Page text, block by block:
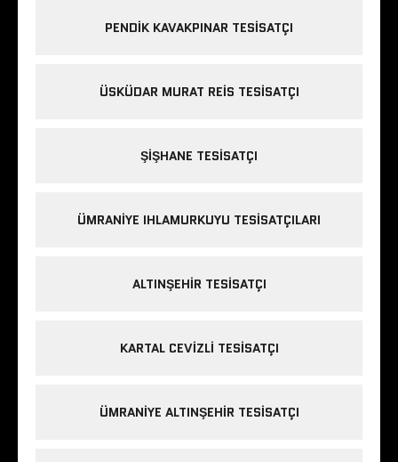
PENDIK KAVAKPINAR TESISATÇI
ÜSKÜDAR MURAT REIS TESISATÇI
ŞIŞHANE TESISATÇI
ÜMRANIYE IHLAMURKUYU TESISATÇILARI
ALTINŞEHIR TESISATÇI
KARTAL CEVIZLI TESISATÇI
ÜMRANIYE ALTINŞEHIR TESISATÇI